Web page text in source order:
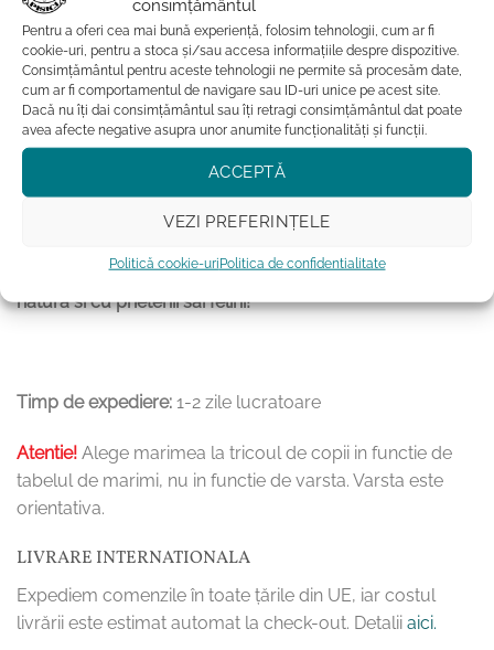
consimțământul
Pentru a oferi cea mai bună experiență, folosim tehnologii, cum ar fi
cookie-uri, pentru a stoca și/sau accesa informațiile despre dispozitive.
Consimțământul pentru aceste tehnologii ne permite să procesăm date,
cum ar fi comportamentul de navigare sau ID-uri unice pe acest site.
Dacă nu îți dai consimțământul sau îți retragi consimțământul dat poate
avea afecte negative asupra unor anumite funcționalități și funcții.
ACCEPTĂ
VEZI PREFERINȚELE
Politică cookie-uriPolitica de confidentialitate
se calca doar pe dos, fara aburi deasupra printului
pentru mentinerea impecabila a printului, tricoul nu
va fi uscat la uscatorul de rufe
Acest tricou unisex pentru copii din bumbac organic, cu
pisici, nu este doar o piesa de imbracaminte adorabila, ci
copilului tau confort, stil si o conexiune speciala cu
natura si cu prietenii sai felini!
Timp de expediere: 1-2 zile lucratoare
Atentie! Alege marimea la tricoul de copii in functie de
tabelul de marimi, nu in functie de varsta. Varsta este
orientativa.
LIVRARE INTERNATIONALA
Expediem comenzile în toate țările din UE, iar costul
livrării este estimat automat la check-out. Detalii aici.